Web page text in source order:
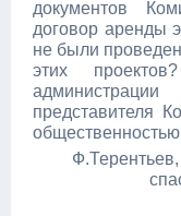
документов
договор аренды
не были
этих
представителя